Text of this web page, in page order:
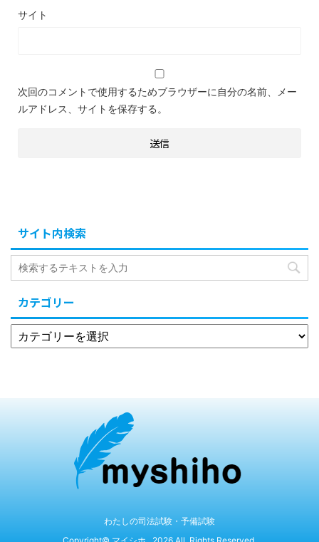
サイト
次回のコメントで使用するためブラウザーに自分の名前、メー
ルアドレス、サイトを保存する。
サイト内検索
カテゴリー
わたしの司法試験・予備試験